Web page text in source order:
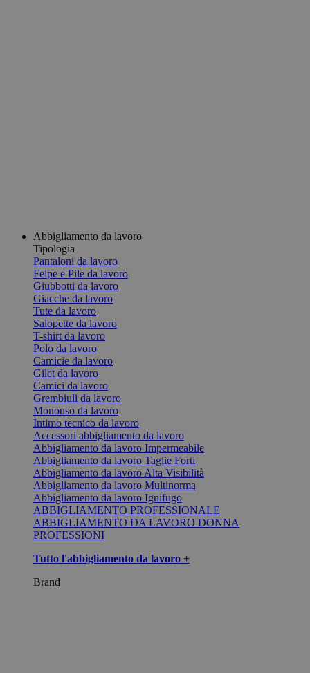
Abbigliamento da lavoro
Tipologia
Pantaloni da lavoro
Felpe e Pile da lavoro
Giubbotti da lavoro
Giacche da lavoro
Tute da lavoro
Salopette da lavoro
T-shirt da lavoro
Polo da lavoro
Camicie da lavoro
Gilet da lavoro
Camici da lavoro
Grembiuli da lavoro
Monouso da lavoro
Intimo tecnico da lavoro
Accessori abbigliamento da lavoro
Abbigliamento da lavoro Impermeabile
Abbigliamento da lavoro Taglie Forti
Abbigliamento da lavoro Alta Visibilità
Abbigliamento da lavoro Multinorma
Abbigliamento da lavoro Ignifugo
ABBIGLIAMENTO PROFESSIONALE
ABBIGLIAMENTO DA LAVORO DONNA
PROFESSIONI
Tutto l'abbigliamento da lavoro +
Brand